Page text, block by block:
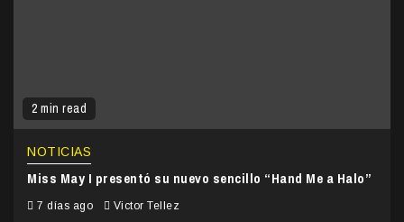
2 min read
NOTICIAS
Miss May I presentó su nuevo sencillo “Hand Me a Halo”
7 días ago Victor Tellez